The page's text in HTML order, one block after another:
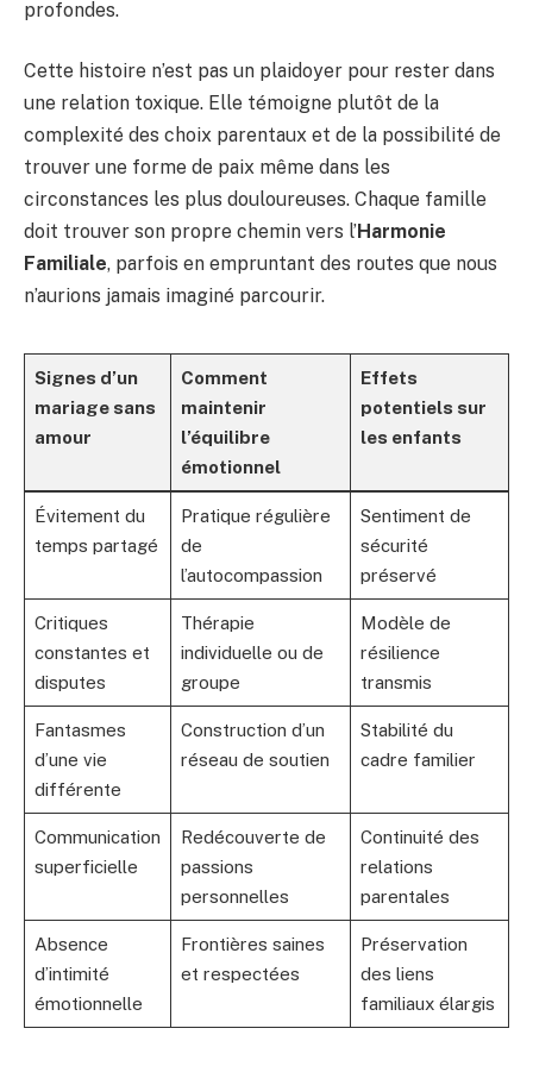
profondes.
Cette histoire n’est pas un plaidoyer pour rester dans
une relation toxique. Elle témoigne plutôt de la
complexité des choix parentaux et de la possibilité de
trouver une forme de paix même dans les
circonstances les plus douloureuses. Chaque famille
doit trouver son propre chemin vers l’Harmonie
Familiale, parfois en empruntant des routes que nous
n’aurions jamais imaginé parcourir.
Signes d’un
mariage sans
amour
Comment
maintenir
l’équilibre
émotionnel
Effets
potentiels sur
les enfants
Évitement du
temps partagé
Pratique régulière
de
l’autocompassion
Sentiment de
sécurité
préservé
Critiques
constantes et
disputes
Thérapie
individuelle ou de
groupe
Modèle de
résilience
transmis
Fantasmes
d’une vie
différente
Construction d’un
réseau de soutien
Stabilité du
cadre familier
Communication
superficielle
Redécouverte de
passions
personnelles
Continuité des
relations
parentales
Absence
d’intimité
émotionnelle
Frontières saines
et respectées
Préservation
des liens
familiaux élargis